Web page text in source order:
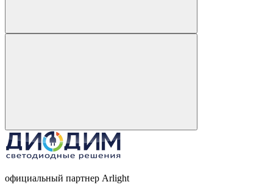
официальный партнер Arlight